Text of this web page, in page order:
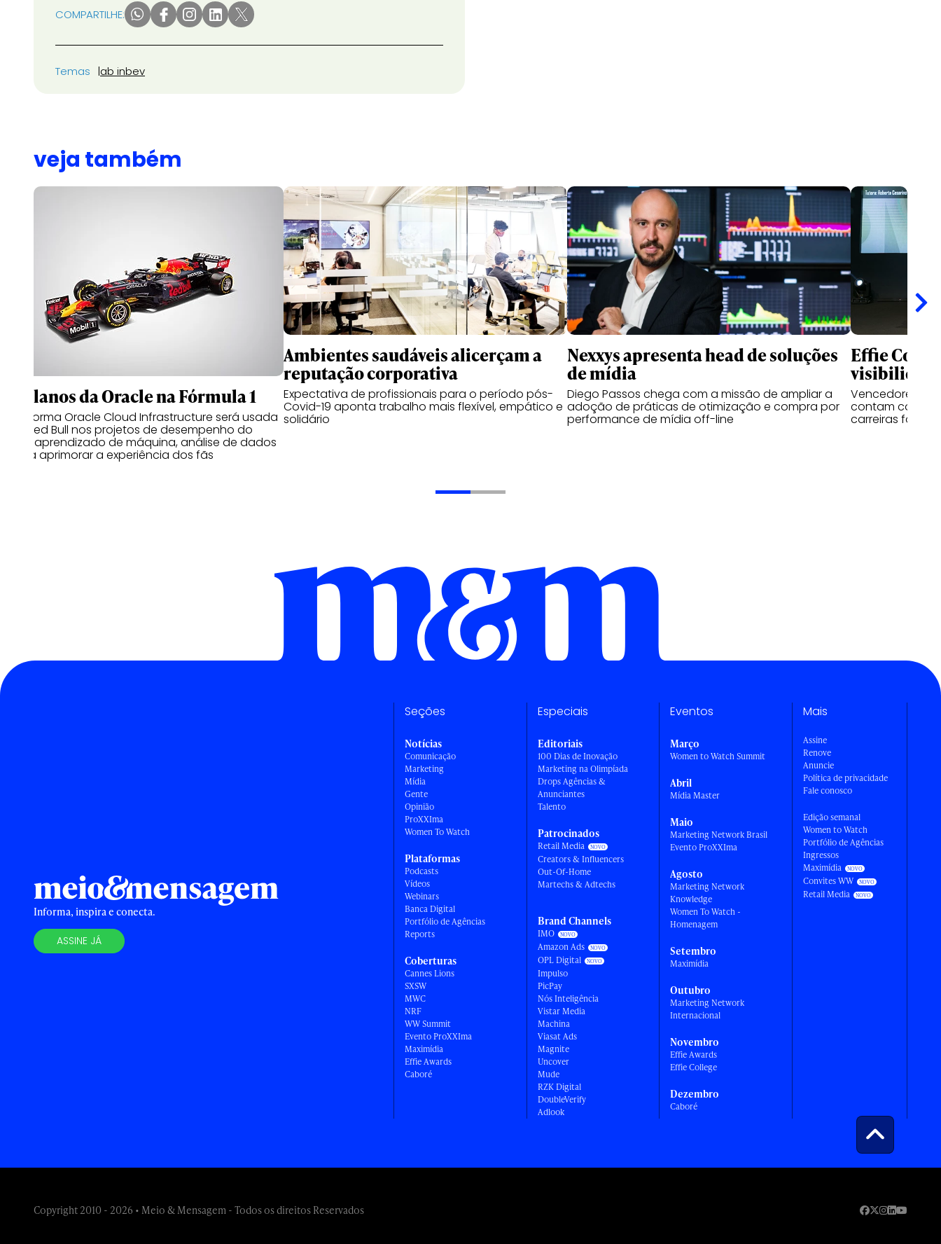
COMPARTILHE:
Temas ab inbev
veja também
Os planos da Oracle na Fórmula 1
Plataforma Oracle Cloud Infrastructure será usada
pela Red Bull nos projetos de desempenho do
carro, aprendizado de máquina, análise de dados
e para aprimorar a experiência dos fãs
Ambientes saudáveis alicerçam a
reputação corporativa
Expectativa de profissionais para o período pós-
Covid-19 aponta trabalho mais flexível, empático e
solidário
Nexxys apresenta head de soluções
de mídia
Diego Passos chega com a missão de ampliar a
adoção de práticas de otimização e compra por
performance de mídia off-line
Effie
Vencedores
contam como
carreiras fora
Informa, inspira e conecta.
ASSINE JÁ
Seções
Notícias
Comunicação
Marketing
Mídia
Gente
Opinião
ProXXIma
Women To Watch
Plataformas
Podcasts
Vídeos
Webinars
Banca Digital
Portfólio de Agências
Reports
Coberturas
Cannes Lions
SXSW
MWC
NRF
WW Summit
Evento ProXXIma
Maximídia
Effie Awards
Caboré
Especiais
Editoriais
100 Dias de Inovação
Marketing na Olimpíada
Drops Agências &
Anunciantes
Talento
Patrocinados
Retail Media
Creators & Influencers
Out-Of-Home
Martechs & Adtechs
Brand Channels
IMO
Amazon Ads
OPL Digital
Impulso
PicPay
Nós Inteligência
Vistar Media
Machina
Viasat Ads
Magnite
Uncover
Mude
RZK Digital
DoubleVerify
Adlook
Eventos
Março
Women to Watch Summit
Abril
Mídia Master
Maio
Marketing Network Brasil
Evento ProXXIma
Agosto
Marketing Network
Knowledge
Women To Watch -
Homenagem
Setembro
Maximídia
Outubro
Marketing Network
Internacional
Novembro
Effie Awards
Effie College
Dezembro
Caboré
Mais
Assine
Renove
Anuncie
Política de privacidade
Fale conosco
Edição semanal
Women to Watch
Portfólio de Agências
Ingressos
Maximídia
Convites WW
Retail Media
Copyright 2010 - 2026 • Meio & Mensagem - Todos os direitos Reservados